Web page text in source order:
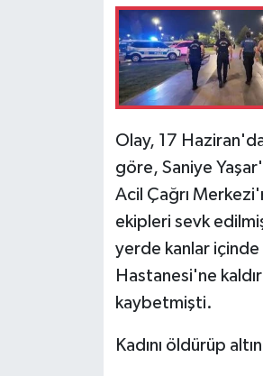
Olay, 17
göre, Saniye
Acil Çağrı
ekipleri sevk
yerde kanlar içinde
Hastanesi'ne
kaybetmişti.
Kadını öldürüp
İş Dünyası
KÜLTÜR SANAT
MAGAZİN
Otomobil
POLİTİKA